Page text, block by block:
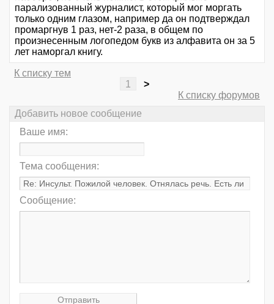
парализованный журналист, который мог моргать
только одним глазом, например да он подтверждал
промаргнув 1 раз, нет-2 раза, в общем по
произнесенным логопедом букв из алфавита он за 5
лет наморгал книгу.
К списку тем
1
>
К списку форумов
Добавить новое сообщение
Ваше имя:
Тема сообщения:
Сообщение: